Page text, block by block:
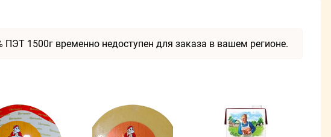
ПЭТ 1500г временно недоступен для заказа в вашем регионе.